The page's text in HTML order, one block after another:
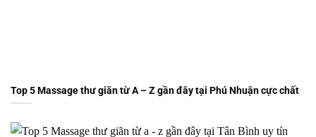
Top 5 Massage thư giãn từ A – Z gần đây tại Phú Nhuận cực chất